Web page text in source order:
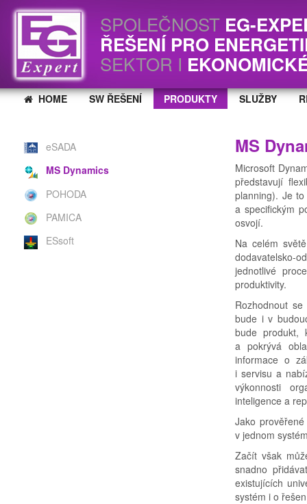
SPOLEČNOST EG-
ŘEŠENÍ PRO
SEKTOR I
HOME SW ŘEŠENÍ PRODUKTY SLUŽBY
eSADA
MS Dynamics
POHODA
PAMICA
ESsoft
MS
Microsoft
představují
planning). Je
a specifickým
osvojí.
Na celém
dodavatelsko-
jednotlivé
produktivity.
Rozhodnout
bude i v
bude produkt,
a pokrývá
informace o
i servisu a
výkonnosti
inteligence a
Jako
v jednom
Začít však
snadno
existujících
systém i o